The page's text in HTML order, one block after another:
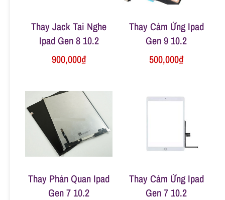
g
Thay Jack Tai Nghe
Ipad Gen 8 10.2
900,000₫
Thay Cảm Ứng Ipad
Gen 9 10.2
500,000₫
Thay Phản Quan Ipad
Gen 7 10.2
Thay Cảm Ứng Ipad
Gen 7 10.2